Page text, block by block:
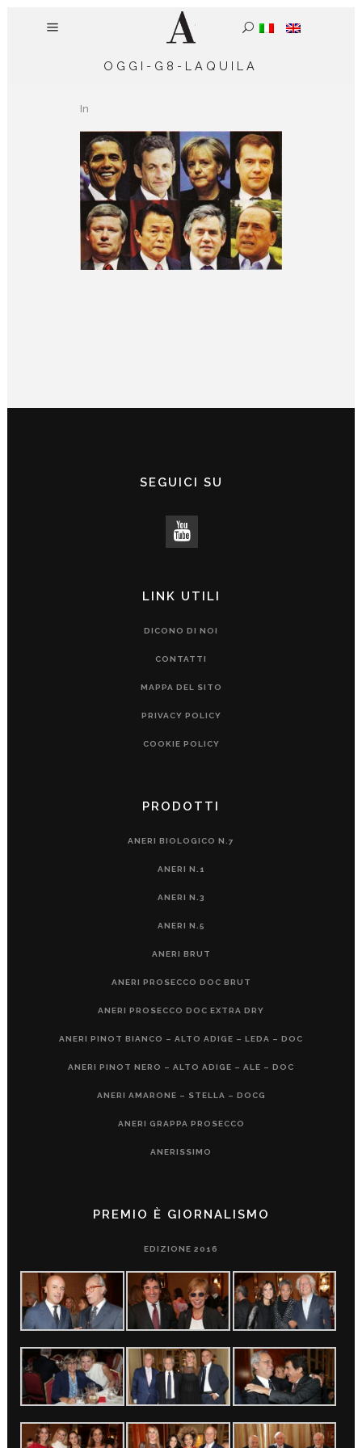
OGGI-G8-LAQUILA
In
SEGUICI SU
LINK UTILI
DICONO DI NOI
CONTATTI
MAPPA DEL SITO
PRIVACY POLICY
COOKIE POLICY
PRODOTTI
ANERI BIOLOGICO N.7
ANERI N.1
ANERI N.3
ANERI N.5
ANERI BRUT
ANERI PROSECCO DOC BRUT
ANERI PROSECCO DOC EXTRA DRY
ANERI PINOT BIANCO – ALTO ADIGE – LEDA – DOC
ANERI PINOT NERO – ALTO ADIGE – ALE – DOC
ANERI AMARONE – STELLA – DOCG
ANERI GRAPPA PROSECCO
ANERISSIMO
PREMIO È GIORNALISMO
EDIZIONE 2016